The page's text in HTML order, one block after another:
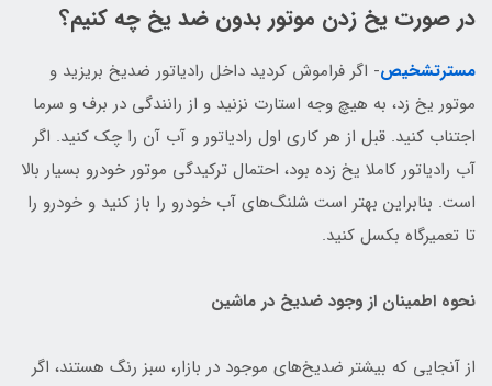
در صورت یخ زدن موتور بدون ضد یخ چه کنیم؟
مسترتشخیص- اگر فراموش کردید داخل رادیاتور ضدیخ بریزید و
موتور یخ زد، به هیچ وجه استارت نزنید و از رانندگی در برف و سرما
اجتناب کنید. قبل از هر کاری اول رادیاتور و آب آن را چک کنید. اگر
آب رادیاتور کاملا یخ زده بود، احتمال ترکیدگی موتور خودرو بسیار بالا
است. بنابراین بهتر است شلنگ‌های آب خودرو را باز کنید و خودرو را
تا تعمیرگاه بکسل کنید.
نحوه اطمینان از وجود ضدیخ در ماشین
از آنجایی که بیشتر ضدیخ‌های موجود در بازار، سبز رنگ هستند، اگر